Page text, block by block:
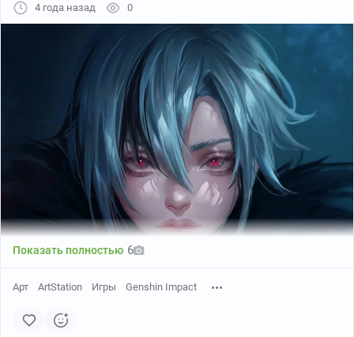
4 года назад 0
Показать полностью 6
Арт ArtStation Игры Genshin Impact